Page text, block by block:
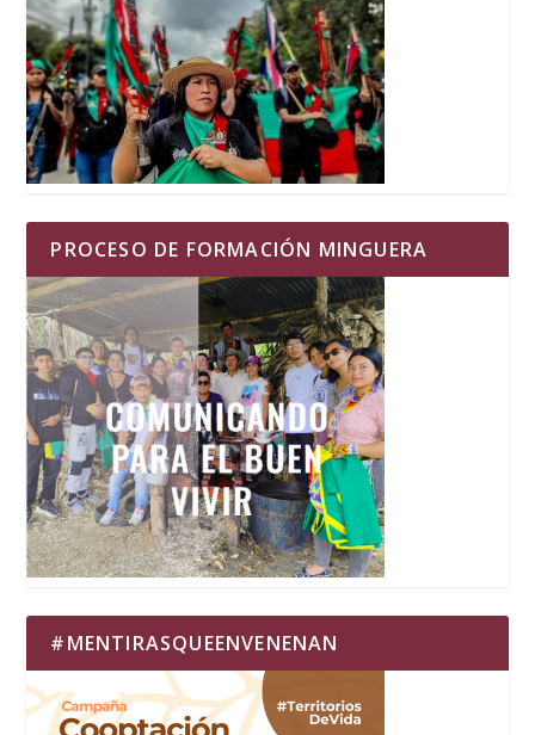
PROCESO DE FORMACIÓN MINGUERA
#MENTIRASQUEENVENENAN